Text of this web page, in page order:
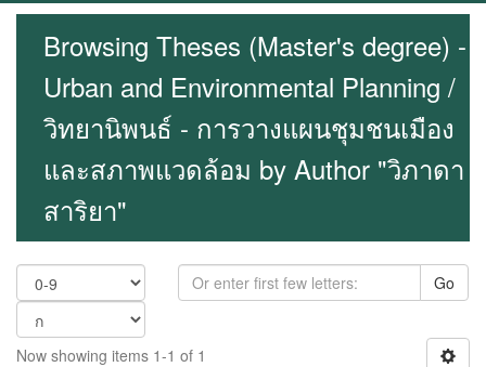
Browsing Theses (Master's degree) -
Urban and Environmental Planning /
วิทยานิพนธ์ - การวางแผนชุมชนเมือง
และสภาพแวดล้อม by Author "วิภาดา
สาริยา"
Go
Now showing items 1-1 of 1